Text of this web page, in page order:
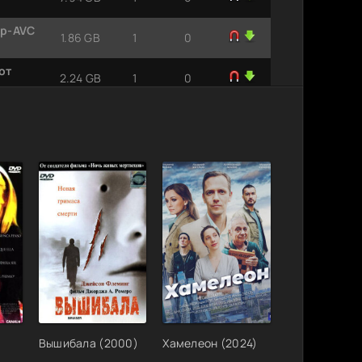
AVC
1.86 GB 1 0
2.24 GB 1 0
MB
1 0
700.43
MB
0 1
1.37 GB 1
0
10.1 GB 2
0
2.51 GB 1
0
2.78 GB 2
0
7.94 GB 2 0
Вышибала (2000) Хамелеон (2024)